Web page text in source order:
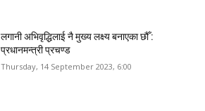
लगानी अभिवृद्धिलाई नै मुख्य लक्ष्य बनाएका छौँ :
प्रधानमन्त्री प्रचण्ड
Thursday, 14 September 2023, 6:00